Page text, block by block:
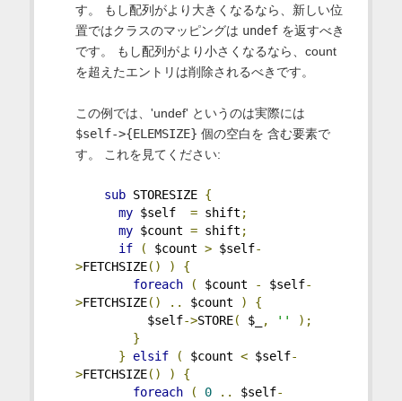
す。 もし配列がより大きくなるなら、新しい位
置ではクラスのマッピングは undefを返すべき
です。 もし配列がより小さくなるなら、count
を超えたエントリは削除されるべきです。
この例では、'undef' というのは実際には
$self->{ELEMSIZE} 個の空白を 含む要素で
す。 これを見てください:
sub STORESIZE {
my $self = shift ;
my $count = shift ;
if
( $count > $self-
>FETCHSIZE() )
{
foreach
( $count - $self-
>FETCHSIZE() .. $count )
{
$self->STORE( $_ , ''
);
}
}
elsif ( $count < $self-
>FETCHSIZE() )
{
foreach
( 0 .. $self-